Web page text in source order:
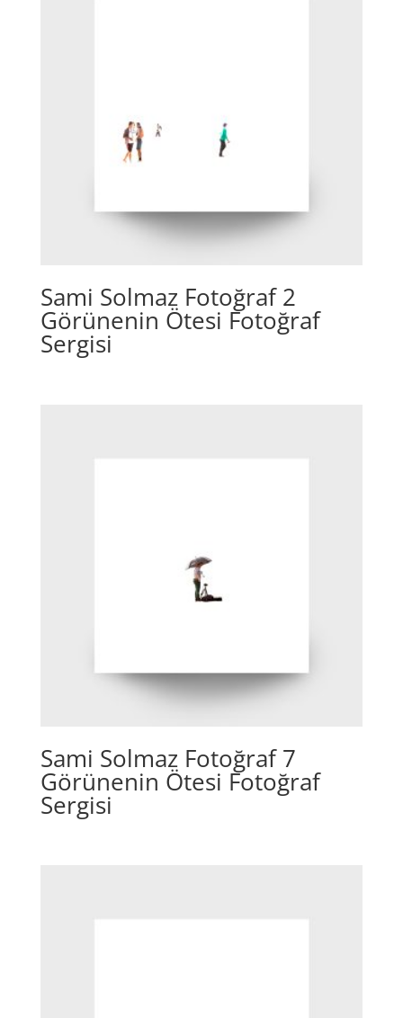
Sami Solmaz Fotoğraf 2
Görünenin Ötesi Fotoğraf
Sergisi
Sami Solmaz Fotoğraf 7
Görünenin Ötesi Fotoğraf
Sergisi